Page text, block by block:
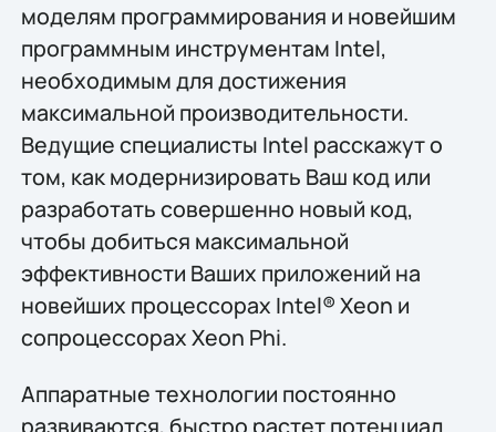
моделям программирования и новейшим
программным инструментам Intel,
необходимым для достижения
максимальной производительности.
Ведущие специалисты Intel расскажут о
том, как модернизировать Ваш код или
разработать совершенно новый код,
чтобы добиться максимальной
эффективности Ваших приложений на
новейших процессорах Intel® Xeon и
сопроцессорах Xeon Phi.
Аппаратные технологии постоянно